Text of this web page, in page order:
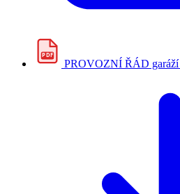
PDF
PROVOZNÍ ŘÁD garáží